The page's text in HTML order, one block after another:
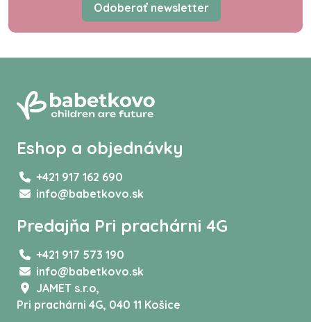
Odoberať newsletter
Eshop a objednávky
+421 917 162 690
info@babetkovo.sk
Predajňa Pri prachárni 4G
+421 917 573 190
info@babetkovo.sk
JAMET s.r.o,
Pri prachárni 4G, 040 11 Košice